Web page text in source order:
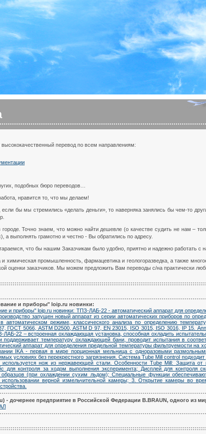
перевод по всем направлениям:
подобных бюро переводов…
нравится то, что мы делаем!
бы мы стремились «делать деньги», то наверняка занялись бы чем-то
Точно знаем, что можно найти дешевле (о качестве судить не нам –
а выполнять грамотно и честно - Вы обратились по адресу.
что бы нашим Заказчикам было удобно, приятно и надежно работать с
химическая промышленность, фармацевтика и геологоразведка, а также
оценки заказчиков. Мы можем предложить Вам переводы с/на практически
и приборы" loip.ru новинки:
и приборы" loip.ru новинки: ТПЗ-ЛАБ-22 - автоматический аппарат для
запущен новый аппарат из серии автоматических приборов по
автоматическом режиме, классического анализа по определению
ГОСТ 5066, ASTM D2500, ASTM D 97, EN 23015, ISO 3015, ISO 3016, IP 15.
22 – встроенная охлаждающая установка, способная охладить
поддерживает температуру охлаждающей бани, проводит испытания в
аппарат для определения предельной температуры фильтруемости на
IKA - первая в мире порционная мельница с одноразовыми
условиях без перекрестного загрязнения. Система Tube Mill control
используется нож из нержавеющей стали. Особенности Tube Mill: Защита от
для контроля за ходом выполнения эксперимента; Дисплей для контроля
(при охлаждении сухим льдом); Специальные функции
использовании верной измельчительной камеры; 3. Открытие камеры во
дочернее предприятие в Российской Федерации B.BRAUN, одного из